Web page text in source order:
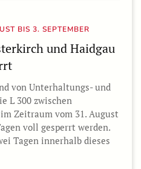
BIS 3. SEPTEMBER
und Haidgau
von Unterhaltungs- und
L 300 zwischen
Zeitraum vom 31. August
voll gesperrt werden.
Tagen innerhalb dieses